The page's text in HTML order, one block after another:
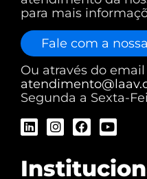
para mais
Fale com a
Ou através do email
Segunda a Sexta-